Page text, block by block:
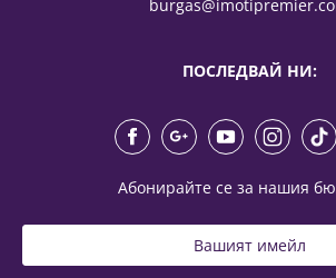
ПОСЛЕДВАЙ НИ:
Абонирайте се за нашия